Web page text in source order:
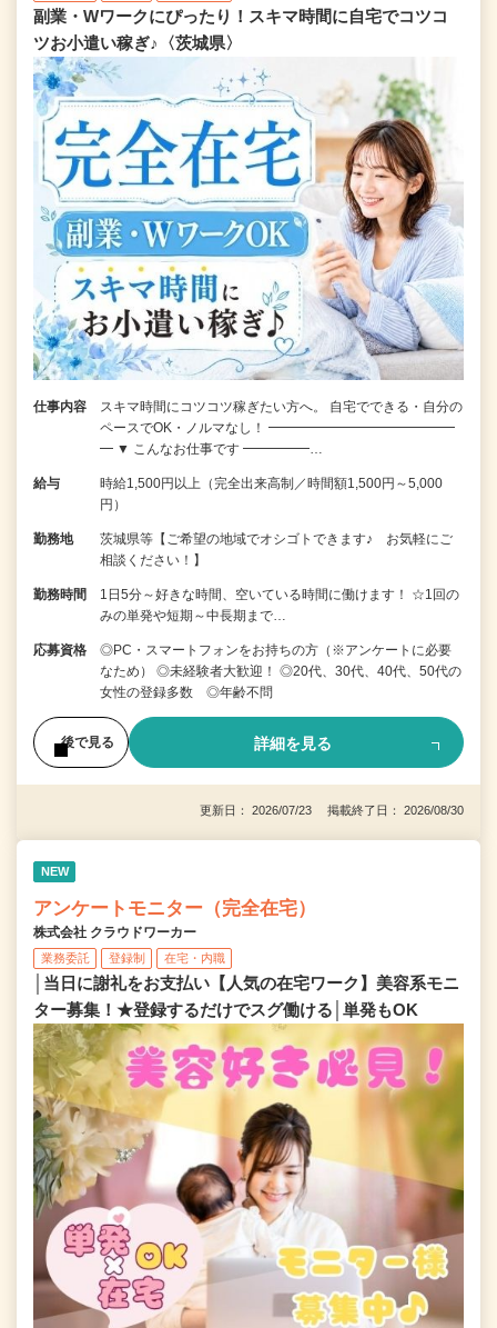
副業・Wワークにぴったり！スキマ時間に自宅でコツコ
ツお小遣い稼ぎ♪〈茨城県〉
仕事内容
スキマ時間にコツコツ稼ぎたい方へ。 自宅でできる・自分の
ペースでOK・ノルマなし！ ━━━━━━━━━━━━━━
━ ▼ こんなお仕事です ━━━━━…
給与
時給1,500円以上（完全出来高制／時間額1,500円～5,000
円）
勤務地
茨城県等【ご希望の地域でオシゴトできます♪ お気軽にご
相談ください！】
勤務時間
1日5分～好きな時間、空いている時間に働けます！ ☆1回の
みの単発や短期～中長期まで…
応募資格
◎PC・スマートフォンをお持ちの方（※アンケートに必要
なため） ◎未経験者大歓迎！ ◎20代、30代、40代、50代の
女性の登録多数 ◎年齢不問
後で見る 詳細を見る
更新日： 2026/07/23 掲載終了日： 2026/08/30
NEW
アンケートモニター（完全在宅）
株式会社 クラウドワーカー
業務委託 登録制 在宅・内職
│当日に謝礼をお支払い【人気の在宅ワーク】美容系モニ
ター募集！★登録するだけでスグ働ける│単発もOK